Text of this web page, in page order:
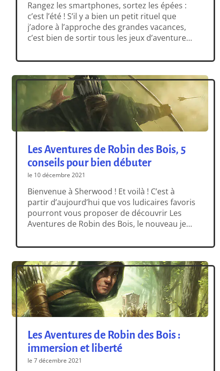
Rangez les smartphones, sortez les épées :
c’est l’été ! S’il y a bien un petit rituel que
j’adore à l’approche des grandes vacances,
c’est bien de sortir tous les jeux d’aventure
au long de l’année. Ils étaient là, sagement
Les Aventures de Robin des Bois, 5
conseils pour bien débuter
le 10 décembre 2021
Bienvenue à Sherwood ! Et voilà ! C’est à
partir d’aujourd’hui que vos ludicaires favoris
pourront vous proposer de découvrir Les
Aventures de Robin des Bois, le nouveau jeu
intense et immersif, qui vous plonge dans
parcourir les abords du château de
Nottingham […]
Les Aventures de Robin des Bois :
immersion et liberté
le 7 décembre 2021